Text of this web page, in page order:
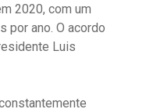
2020, com um
por ano. O acordo
Luis